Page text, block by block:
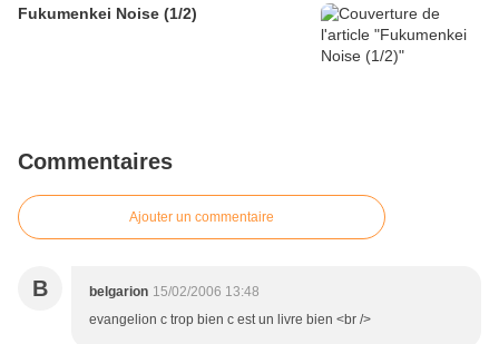
Fukumenkei Noise (1/2)
Commentaires
Ajouter un commentaire
B belgarion 15/02/2006 13:48
evangelion c trop bien c est un livre bien <br />